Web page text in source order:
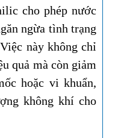
cho phép nước
ngừa tình trạng
này không chỉ
quả mà còn giảm
hoặc vi khuẩn,
không khí cho